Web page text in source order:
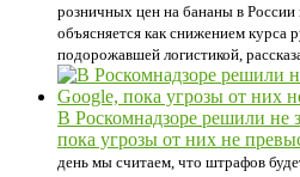
розничных цен на бананы в России
объясняется как снижением курса
подорожавшей логистикой,
В Роскомнадзоре решили не
пока угрозы от них не
день мы считаем, что штрафов